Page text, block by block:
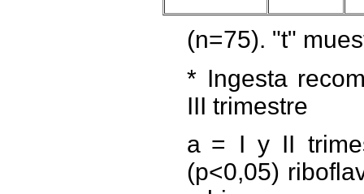
(n=75). "t"
* Ingesta
III trimestre
a = I y II
(p<0,05)